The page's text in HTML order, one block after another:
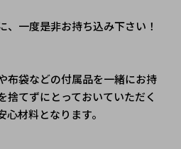
、一度是非お持ち込み下さい！
布袋などの付属品を一緒にお持
捨てずにとっておいていただく
材料となります。